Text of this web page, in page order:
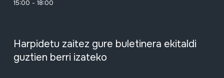
15:00 - 18:00
Harpidetu zaitez gure buletinera ekitaldi
guztien berri izateko